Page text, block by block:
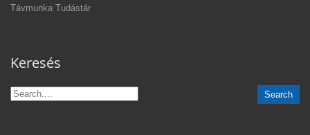
Távmunka Tudástár
Keresés